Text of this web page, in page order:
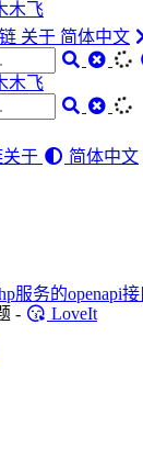
木飞
关于 简体中文
木飞
关于 简体中文
服务的openapi
-
LoveIt